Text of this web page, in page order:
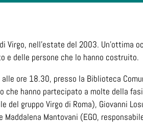
Virgo, nell’estate del 2003. Un’ottima
e delle persone che lo hanno costruito.
ore 18.30, presso la Biblioteca
che hanno partecipato a molte della
del gruppo Virgo di Roma), Giovanni
Mantovani (EGO,